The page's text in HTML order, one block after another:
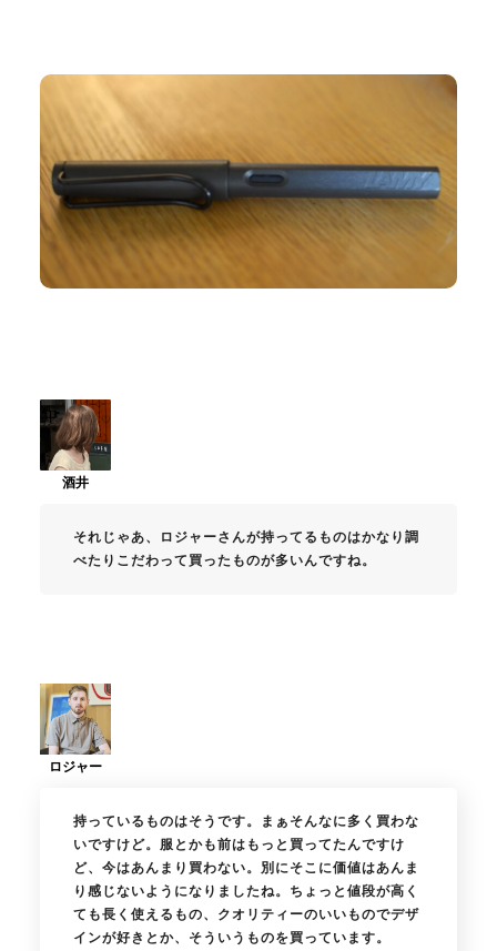
それじゃあ、ロジャーさんが持ってるものはかなり調
べたりこだわって買ったものが多いんですね。
持っているものはそうです。まぁそんなに多く買わな
いですけど。服とかも前はもっと買ってたんですけ
ど、今はあんまり買わない。別にそこに価値はあんま
り感じないようになりましたね。ちょっと値段が高く
ても長く使えるもの、クオリティーのいいものでデザ
インが好きとか、そういうものを買っています。